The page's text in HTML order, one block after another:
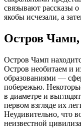
связывают рассказы
якобы исчезали, а
Остров Чамп,
Остров Чамп
Остров необитаем и
образованиями —
побережью.
в диаметре и
первом взгляде их
Неудивительно, что
неизвестной